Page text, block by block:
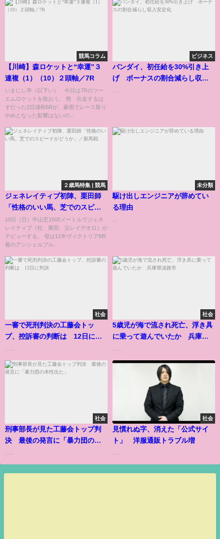
競馬コラム
【川崎】森ロケットと“幸運”３
連複（1）（10）２頭軸／7R
いまにし亭（以下い） 今日は7Rのツー
エムロケットを狙おう。 熊 出走するは
ずだった2日浦和6Rが、豪雨でレース取り
やめとなった影響はないの...
ビジネス
バンダイ、初任給を30%引き上
げ ボーナスの割合減らし収入
２歳馬特集 | 競馬
ジェネレイティブ初陣、栗田師
「性格のいい馬、芝でのスピー
ドがどうか」／新馬戦
10日（日）中山芝1600メートルでジェネ
レイティブ（牡、栗田、父レイデオロ）が
デビューする。 母は11年ヴィクトリアM5
着のアンシェルブル...
未分類
駆け出しエンジニアが辞めてい
る理由
社会
一審で死刑判決の工藤会トッ
プ、控訴審の判断は 12日に判
社会
5歳児が海で流され死亡、浮き具
に乗って遊んでいたか 兵庫県
社会
刑事部長が見た工藤会トップ判
決 最後の発言に「暴力団の本
......
社会
見慣れぬ字、消えた「公式サイ
ト」 洋服通販トラブル増
......